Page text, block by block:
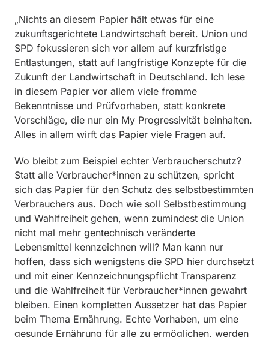
„Nichts an diesem Papier hält etwas für eine
zukunftsgerichtete Landwirtschaft bereit. Union und
SPD fokussieren sich vor allem auf kurzfristige
Entlastungen, statt auf langfristige Konzepte für die
Zukunft der Landwirtschaft in Deutschland. Ich lese
in diesem Papier vor allem viele fromme
Bekenntnisse und Prüfvorhaben, statt konkrete
Vorschläge, die nur ein My Progressivität beinhalten.
Alles in allem wirft das Papier viele Fragen auf.
Wo bleibt zum Beispiel echter Verbraucherschutz?
Statt alle Verbraucher*innen zu schützen, spricht
sich das Papier für den Schutz des selbstbestimmten
Verbrauchers aus. Doch wie soll Selbstbestimmung
und Wahlfreiheit gehen, wenn zumindest die Union
nicht mal mehr gentechnisch veränderte
Lebensmittel kennzeichnen will? Man kann nur
hoffen, dass sich wenigstens die SPD hier durchsetzt
und mit einer Kennzeichnungspflicht Transparenz
und die Wahlfreiheit für Verbraucher*innen gewahrt
bleiben. Einen kompletten Aussetzer hat das Papier
beim Thema Ernährung. Echte Vorhaben, um eine
gesunde Ernährung für alle zu ermöglichen, werden